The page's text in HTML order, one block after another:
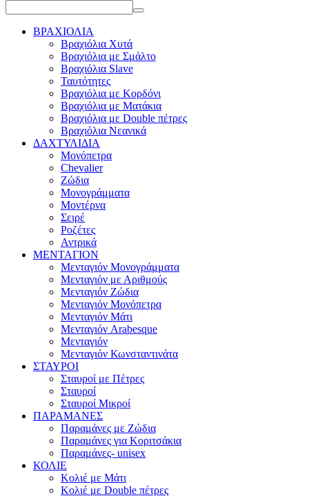
ΒΡΑΧΙΟΛΙΑ
Βραχιόλια Χυτά
Βραχιόλια με Σμάλτο
Βραχιόλια Slave
Ταυτότητες
Βραχιόλια με Κορδόνι
Βραχιόλια με Ματάκια
Βραχιόλια με Double πέτρες
Βραχιόλια Νεανικά
ΔΑΧΤΥΛΙΔΙΑ
Μονόπετρα
Chevalier
Ζώδια
Μονογράμματα
Μοντέρνα
Σειρέ
Ροζέτες
Αντρικά
ΜΕΝΤΑΓΙΟΝ
Μενταγιόν Μονογράμματα
Μενταγιόν με Αριθμούς
Μενταγιόν Ζώδια
Μενταγιόν Μονόπετρα
Μενταγιόν Μάτι
Μενταγιόν Arabesque
Μενταγιόν
Μενταγιόν Κωνσταντινάτα
ΣΤΑΥΡΟΙ
Σταυροί με Πέτρες
Σταυροί
Σταυροί Μικροί
ΠΑΡΑΜΑΝΕΣ
Παραμάνες με Ζώδια
Παραμάνες για Κοριτσάκια
Παραμάνες- unisex
ΚΟΛΙΕ
Κολιέ με Μάτι
Κολιέ με Double πέτρες